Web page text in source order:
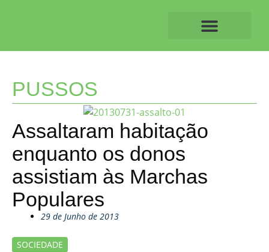
PUSSOS
Assaltaram habitação
enquanto os donos
assistiam às Marchas
Populares
29 de Junho de 2013
SOCIEDADE